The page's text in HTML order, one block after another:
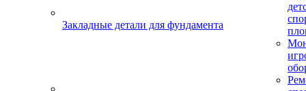
Закладные детали для фундамента